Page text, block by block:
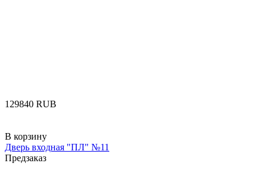
‍129840‍ RUB
В корзину
Дверь входная "ПЛ" №11
Предзаказ